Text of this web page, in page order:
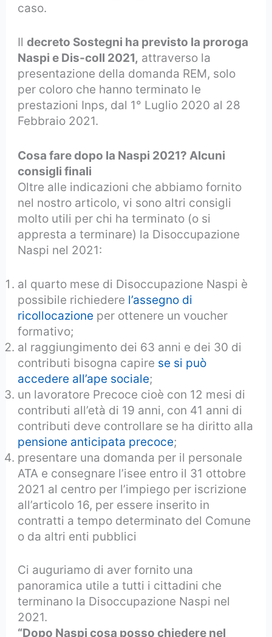
caso.
Ildecreto Sostegni ha previsto la proroga
Naspi e Dis-coll 2021, attraverso la
presentazione della domanda REM, solo
per coloro che hanno terminato le
prestazioni Inps, dal 1° Luglio 2020 al 28
Febbraio 2021.
Cosa fare dopo la Naspi 2021? Alcuni
consigli finali
Oltre alle indicazioni che abbiamo fornito
nel nostro articolo, vi sono altri consigli
molto utili per chi ha terminato (o si
appresta a terminare) la Disoccupazione
Naspi nel 2021:
al quarto mese di Disoccupazione Naspi è
possibile richiedere l’assegno di
ricollocazione per ottenere un voucher
formativo;
al raggiungimento dei 63 anni e dei 30 di
contributi bisogna capire se si può
accedere all’ape sociale;
un lavoratore Precoce cioè con 12 mesi di
contributi all’età di 19 anni, con 41 anni di
contributi deve controllare se ha diritto alla
pensione anticipata precoce;
presentare una domanda per il personale
ATA e consegnare l’isee entro il 31 ottobre
2021 al centro per l’impiego per iscrizione
all’articolo 16, per essere inserito in
contratti a tempo determinato del Comune
o da altri enti pubblici
Ci auguriamo di aver fornito una
panoramica utile a tutti i cittadini che
terminano la Disoccupazione Naspi nel
2021.
“Dopo Naspi cosa posso chiedere nel